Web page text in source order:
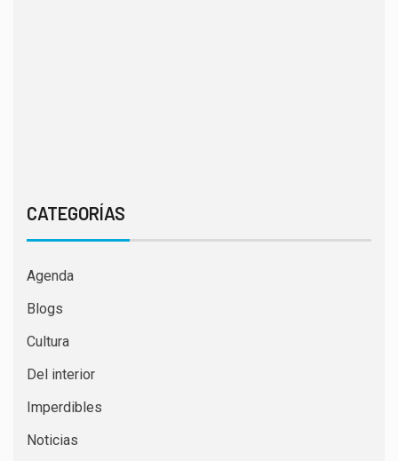
CATEGORÍAS
Agenda
Blogs
Cultura
Del interior
Imperdibles
Noticias